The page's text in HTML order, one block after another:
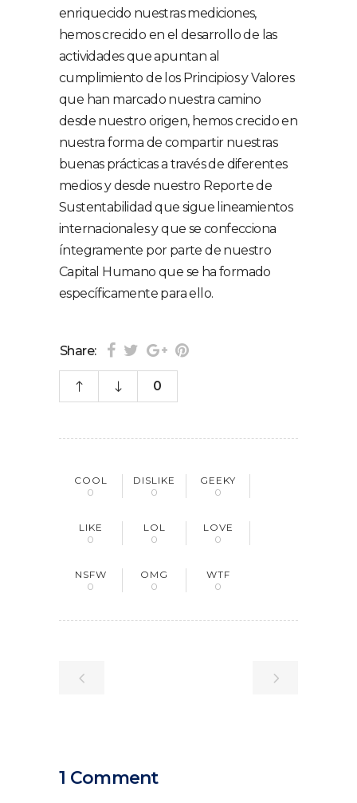
enriquecido nuestras mediciones,
hemos crecido en el desarrollo de las
actividades que apuntan al
cumplimiento de los Principios y Valores
que han marcado nuestra camino
desde nuestro origen, hemos crecido en
nuestra forma de compartir nuestras
buenas prácticas a través de diferentes
medios y desde nuestro Reporte de
Sustentabilidad que sigue lineamientos
internacionales y que se confecciona
íntegramente por parte de nuestro
Capital Humano que se ha formado
específicamente para ello.
Share:
0
COOL
0
DISLIKE
0
GEEKY
0
LIKE
0
LOL
0
LOVE
0
NSFW
0
OMG
0
WTF
0
1 Comment